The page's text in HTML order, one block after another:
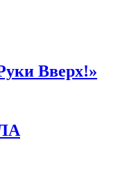
Вверх!»